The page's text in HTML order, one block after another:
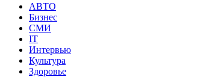
АВТО
Бизнес
СМИ
IT
Интервью
Культура
Здоровье